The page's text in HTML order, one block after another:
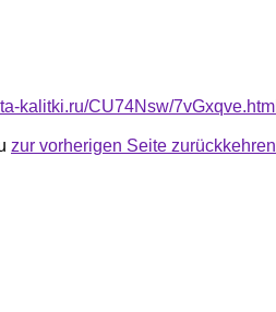
kalitki.ru/CU74Nsw/7vGxqve.html
zur vorherigen Seite zurückkehren